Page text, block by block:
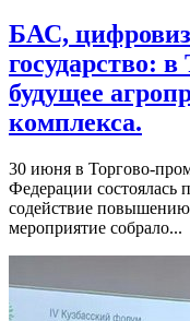
БАС,
государство:
будущее
комплекса.
30 июня в Торгово-
Федерации состоялась
содействие
мероприятие собрало...